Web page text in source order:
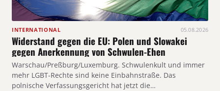
INTERNATIONAL 05.08.2026
Widerstand gegen die EU: Polen und Slowakei
gegen Anerkennung von Schwulen-Ehen
Warschau/Preßburg/Luxemburg. Schwulenkult und immer
mehr LGBT-Rechte sind keine Einbahnstraße. Das
polnische Verfassungsgericht hat jetzt die…